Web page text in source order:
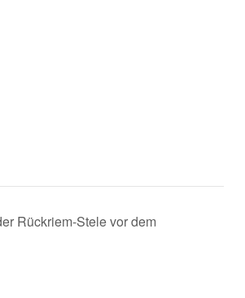
Rückriem-Stele vor dem